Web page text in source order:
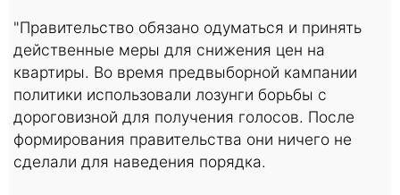
"Правительство обязано одуматься и принять
действенные меры для снижения цен на
квартиры. Во время предвыборной кампании
политики использовали лозунги борьбы с
дороговизной для получения голосов. После
формирования правительства они ничего не
сделали для наведения порядка.